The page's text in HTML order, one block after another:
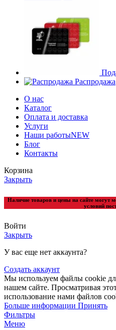
Распродажа
О нас
Каталог
Оплата и доставка
Услуги
Наши работыNEW
Блог
Контакты
Корзина
Закрыть
Наличие товаров и цены на сайте могут
условий
Войти
Закрыть
У вас еще нет аккаунта?
Создать аккаунт
Мы используем файлы cookie
нашем сайте. Просматривая
использование нами файлов
Больше информации Принять
Фильтры
Меню